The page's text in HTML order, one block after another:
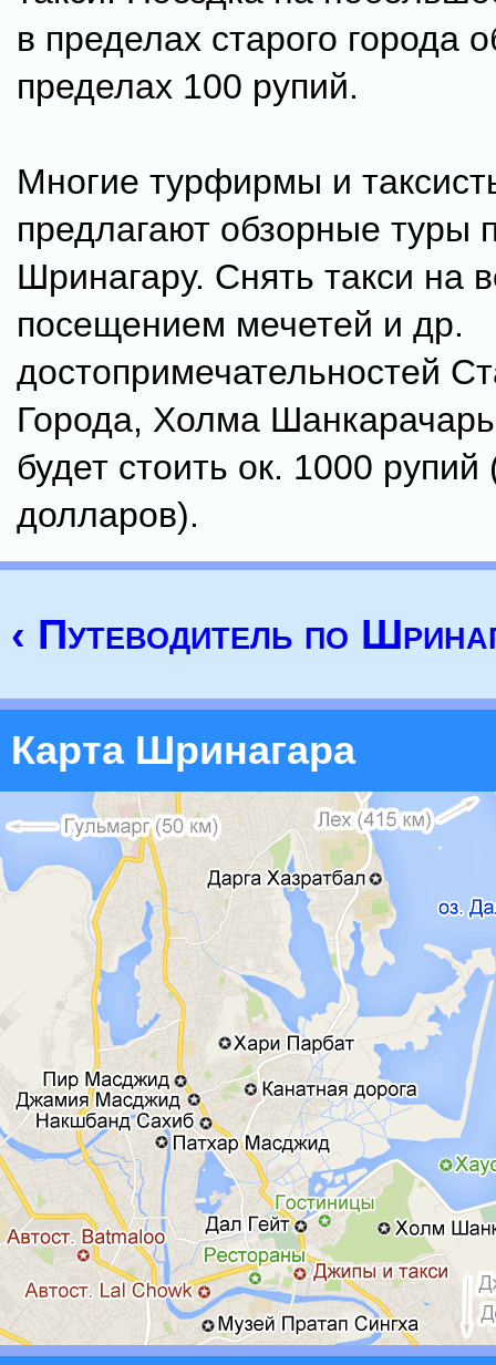
в пределах старого города
пределах 100 рупий.
Многие турфирмы и
предлагают обзорные туры
Шринагару. Снять такси на
посещением мечетей и др.
достопримечательностей
Города, Холма
будет стоить ок. 1000 рупий
долларов).
‹ Путеводитель по
Карта Шринагара